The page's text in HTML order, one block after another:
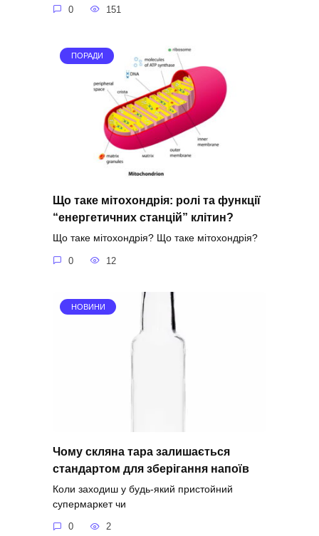
0 151
ПОРАДИ
Що таке мітохондрія: ролі та функції
“енергетичних станцій” клітин?
Що таке мітохондрія? Що таке мітохондрія?
0 12
НОВИНИ
Чому скляна тара залишається
стандартом для зберігання напоїв
Коли заходиш у будь-який пристойний
супермаркет чи
0 2